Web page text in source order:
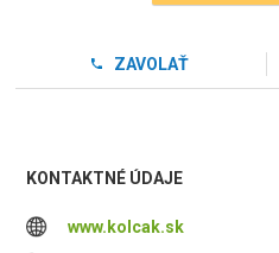
ZAVOLAŤ
KONTAKTNÉ ÚDAJE
www.kolcak.sk